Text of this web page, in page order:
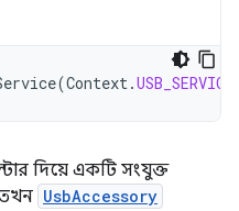
(Context.USB_SERVICE
দিয়ে একটি সংযুক্ত
UsbAccessory